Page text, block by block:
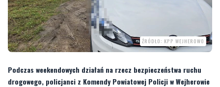
ŹRÓDŁO: KPP WEJHEROWO
Podczas weekendowych działań na rzecz bezpieczeństwa ruchu
drogowego, policjanci z Komendy Powiatowej Policji w Wejherowie